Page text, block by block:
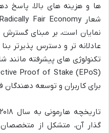
ها و هزینه های بالا، پاسخ
نمایان است، بر مبنای گسترش
عادلانه تر و دسترس پذیرتر
برای کاربران و توسعه دهندگان
گذار آن، متشکل از